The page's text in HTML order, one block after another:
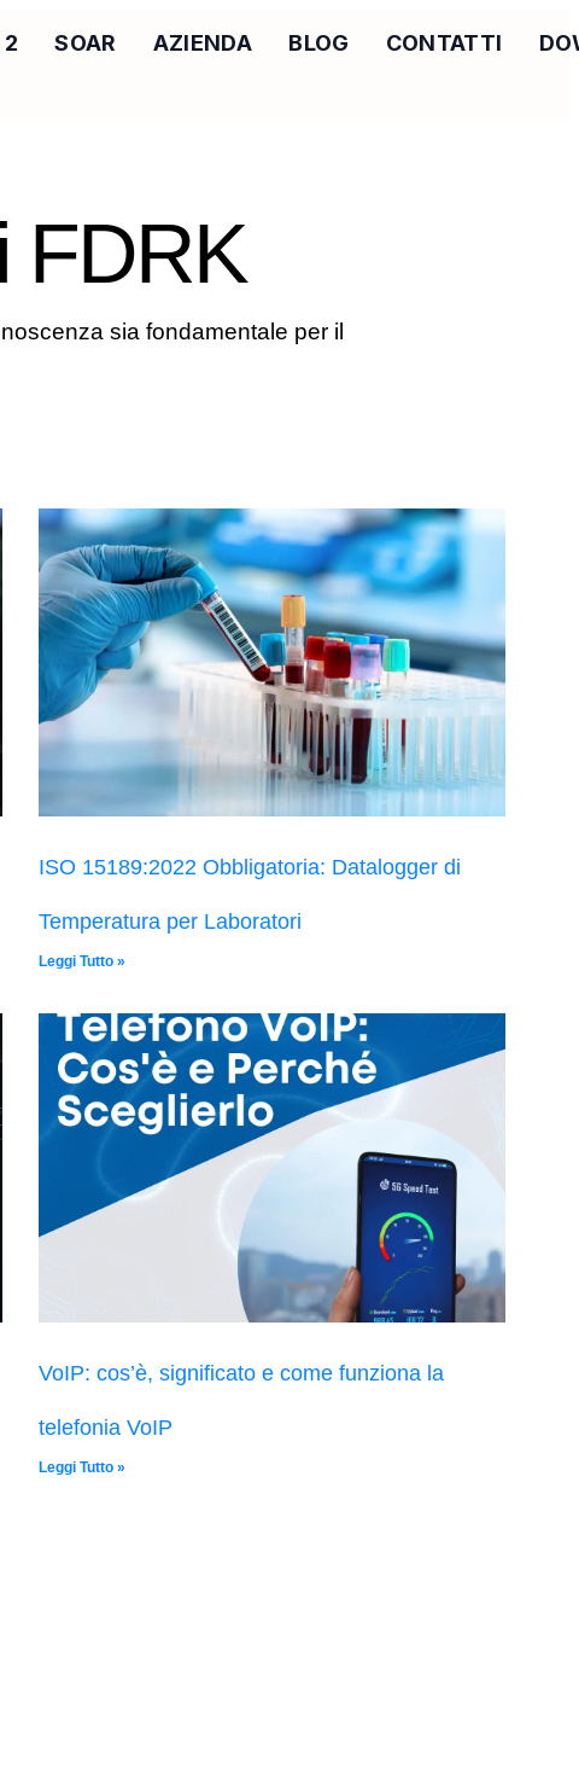
2 SOAR AZIENDA BLOG CONTATTI
FDRK
sia fondamentale per il
ISO 15189:2022 Obbligatoria: Datalogger di
Temperatura per Laboratori
Leggi Tutto »
VoIP: cos’è, significato e come funziona la
telefonia VoIP
Leggi Tutto »